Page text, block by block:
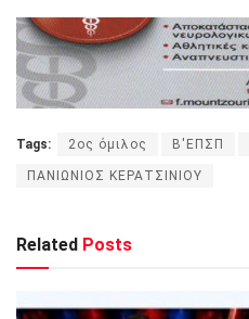
Tags: 2ος όμιλος Β'ΕΠΣΠ
ΠΑΝΙΩΝΙΟΣ ΚΕΡΑΤΣΙΝΙΟΥ
Related Posts